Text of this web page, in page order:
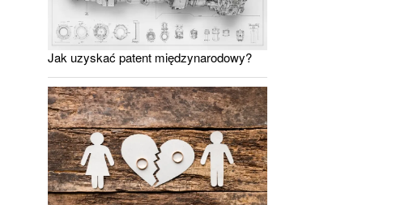
Jak uzyskać patent międzynarodowy?